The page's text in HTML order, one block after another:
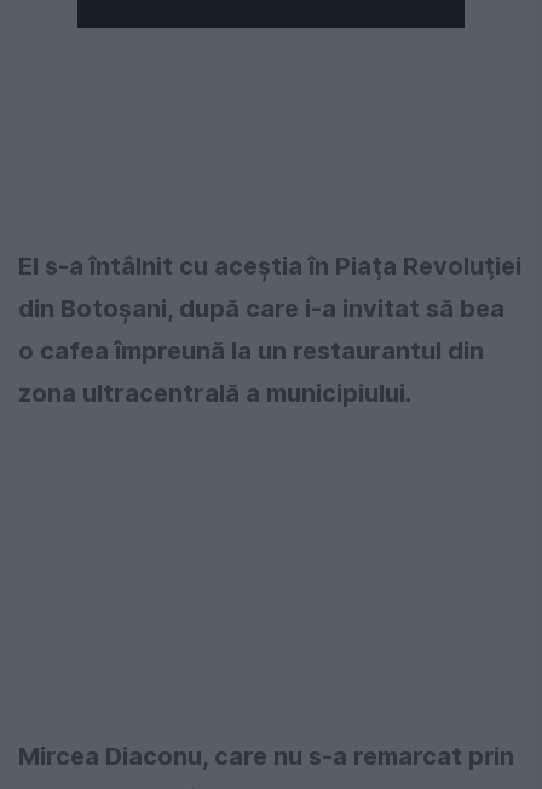
El s-a întâlnit cu aceştia în Piaţa Revoluţiei
din Botoşani, după care i-a invitat să bea
o cafea împreună la un restaurantul din
zona ultracentrală a municipiului.
Mircea Diaconu, care nu s-a remarcat prin